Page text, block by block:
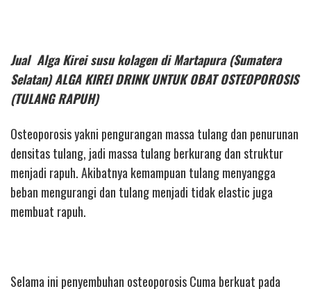
Jual Alga Kirei susu kolagen di Martapura (Sumatera
Selatan) ALGA KIREI DRINK UNTUK OBAT OSTEOPOROSIS
(TULANG RAPUH)
Osteoporosis yakni pengurangan massa tulang dan penurunan
densitas tulang, jadi massa tulang berkurang dan struktur
menjadi rapuh. Akibatnya kemampuan tulang menyangga
beban mengurangi dan tulang menjadi tidak elastic juga
membuat rapuh.
Selama ini penyembuhan osteoporosis Cuma berkuat pada